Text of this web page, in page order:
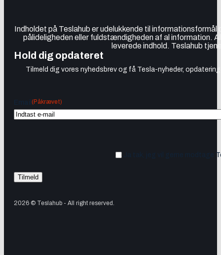
Indholdet på Teslahub er udelukkende til
pålideligheden eller fuldstændigheden af al information.
leverede indhold. Teslahub
Hold dig opdateret
Tilmeld dig vores nyhedsbrev og få Tesla-nyheder,
(Påkrævet)
Ja tak, jeg vil gerne modtage
2026 © Teslahub - All right reserved.